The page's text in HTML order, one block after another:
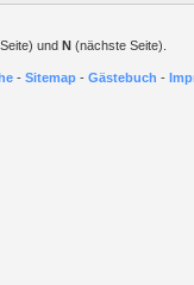
und N (nächste Seite).
- Sitemap - Gästebuch -